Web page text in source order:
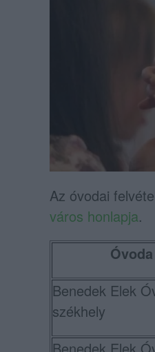
Az óvodai
város honlapja.
Óvoda
Benedek Elek
székhely